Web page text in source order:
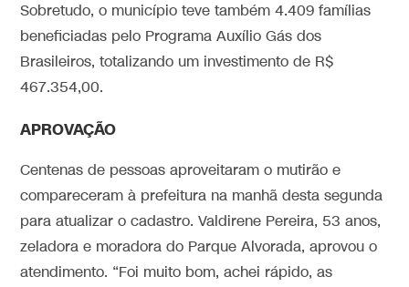
Sobretudo, o município teve também 4.409 famílias
beneficiadas pelo Programa Auxílio Gás dos
Brasileiros, totalizando um investimento de R$
467.354,00.
APROVAÇÃO
Centenas de pessoas aproveitaram o mutirão e
compareceram à prefeitura na manhã desta segunda
para atualizar o cadastro. Valdirene Pereira, 53 anos,
zeladora e moradora do Parque Alvorada, aprovou o
atendimento. “Foi muito bom, achei rápido, as